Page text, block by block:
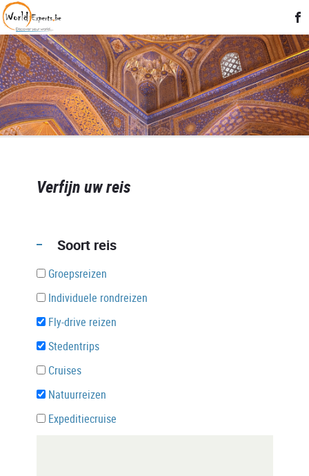
Verfijn uw reis
Soort reis
Groepsreizen
Individuele rondreizen
Fly-drive reizen
Stedentrips
Cruises
Natuurreizen
Expeditiecruise